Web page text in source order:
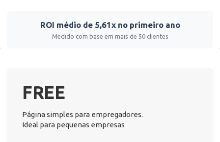
ROI médio de 5,61x no primeiro ano
Medido com base em mais de 50 clientes
FREE
Página simples para empregadores.
Ideal para pequenas empresas